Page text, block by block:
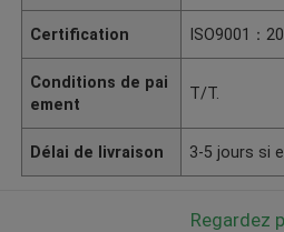
Certification ISO9001：
Conditions de pai
ement
T/T.
Délai de livraison 3-5 jours si
Regardez